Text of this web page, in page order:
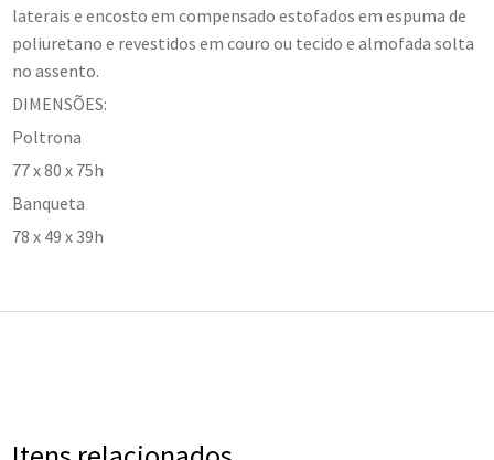
laterais e encosto em compensado estofados em espuma de
poliuretano e revestidos em couro ou tecido e almofada solta
no assento.
DIMENSÕES:
Poltrona
77 x 80 x 75h
Banqueta
78 x 49 x 39h